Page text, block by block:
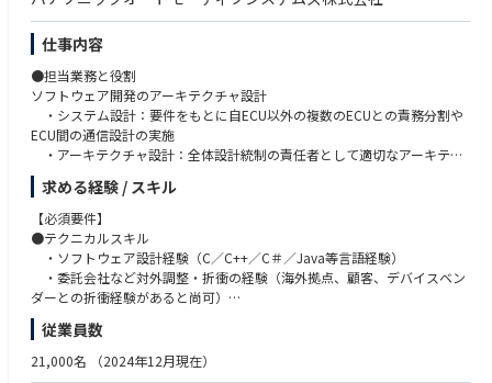
参考：空飛ぶクルマ、協業深化にトップの絆 Joby機日本初飛行
知識を蓄積していくことで社外にも通用するスペシャリストになれるこ
と。また、電子情報技術産業協会（JEITA）等の社外活動として、他社との
連携・交流ができること。
◆業界動向と自社事業の特徴
リレーメーカーとして培った技術力、品質とブランドを武器に、産業機器
業界の顧客から高い信頼を得ている。商品および販売ネットワーク、顧客
基盤を基に、新商品投入、商品供給力強化、新規顧客獲得、販路拡大など
の注力取り組みにより事業成長を目指す。
・ISO14001やISO9001の審査員及び準審査員資格保有者
・技術師補資格（領域：化学、応用理学（物理及び化学）、経営工学（生
産・物流マネジメント）、環境（環境影響評価））
・化学物質管理師補
・QC検定２級以上
◆歓迎する人物像
・業務遂行だけではなく人の繋がりを大事にできる人
・自律的に業務計画管理を行えコミュニケーション力がある方
・物怖じせず議論し、行動力のある人材
◆使用する開発言語・ソフト・装置/機器等
・MS-Excel、Word、Powerpoint、Outlookなど
・chemSHERPA、IMDS、BOMcheck、IPC-1752の知識があればなおよい
仕事内容
●担当業務と役割
ソフトウェア開発のアーキテクチャ設計
・システム設計：要件をもとに自ECU以外の複数のECUとの責務分割や
ECU間の通信設計の実施
・アーキテクチャ設計：全体設計統制の責任者として適切なアーキテク
チャ設計/検証(設計方針/ルールの定義、機能/性能等の成立性)の実施
・マネジメント：設計委託会社の各工程において定義された設計方針/
ルールをもとに設計/検証が行われるよう管理
・DevOps：ソフトウェア開発基盤（構成管理・インテグレーション・
テスト等）の構築および運用
●具体的な仕事内容
・ハードウェア、ソフトウェアが連携したシステム最適化設計
・ソフトウェア全体設計
・システムリソース・性能設計
求める経験 / スキル
【必須要件】
●テクニカルスキル
・ソフトウェア設計経験（C／C++／C＃／Java等言語経験）
・委託会社など対外調整・折衝の経験（海外拠点、顧客、デバイスベン
ダーとの折衝経験があると尚可）
・ソフトアーキテクチャの設計経験
●マネジメントスキル
・プロジェクト管理全般を理解している
従業員数
21,000名 （2024年12月現在）